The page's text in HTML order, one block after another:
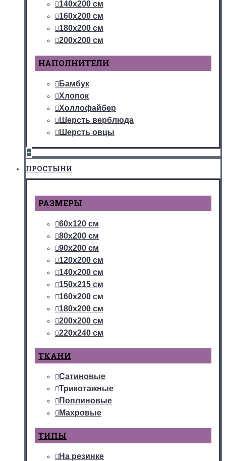
140х200 см
160х200 см
180х200 см
200х200 см
НАПОЛНИТЕЛИ
Бамбук
Хлопок
Холлофайбер
Шерсть верблюда
Шерсть овцы
+
ПРОСТЫНИ
РАЗМЕРЫ
60х120 см
80х200 см
90х200 см
120х200 см
140х200 см
150х215 см
160х200 см
180х200 см
200х200 см
220х240 см
ТКАНИ
Сатиновые
Трикотажные
Поплиновые
Махровые
ТИПЫ
На резинке